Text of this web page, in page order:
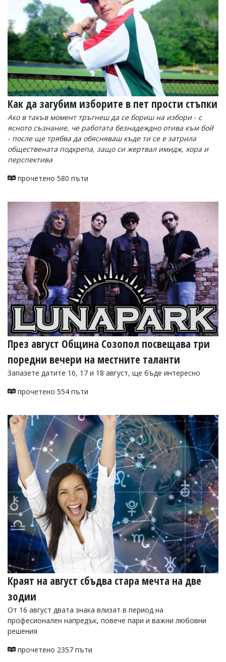
УКРАЙНА
СПОРТ
РАЗСЛЕДВАНЕ
БИЗНЕС
ЮГ
Управители:
Веселин
Василев,
email:
v.vasilev@flagman.bg
Катя
Касабова,
еmail: k.kassabova@flagman.bg
редактор:
Колев,
email:
office@flagman.bg
Коментарите
под
статиите
се
въвеждат
от
читателите
и
редакцията
не
носи
отговорност
Ако
откриете
за
моля
сигнализирайте
ни!
Как да загубим изборите в пет прости стъпки
Ако в такъв момент тръгнеш да се бориш на избори - с
ясното съзнание, че работата безнадеждно отива към бой
- после ще трябва да обясняваш къде ти се е затрила
обществената подкрепа, защо си жертвал имидж, хора и
перспектива
прочетено 580 пъти
През август Община Созопол посвещава три
поредни вечери на местните таланти
Запазете датите 16, 17 и 18 август, ще бъде интересно
прочетено 554 пъти
Краят на август сбъдва стара мечта на две
зодии
От 16 август двата знака влизат в период на
професионален напредък, повече пари и важни любовни
решения
прочетено 2357 пъти